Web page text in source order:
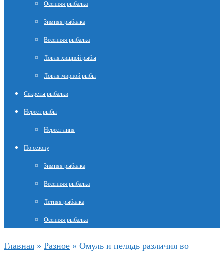
Осенняя рыбалка
Зимняя рыбалка
Весенняя рыбалка
Ловля хищной рыбы
Ловля мирной рыбы
Секреты рыбалки
Нерест рыбы
Нерест линя
По сезону
Зимняя рыбалка
Весенняя рыбалка
Летняя рыбалка
Осенняя рыбалка
Главная » Разное » Омуль и пелядь различия во